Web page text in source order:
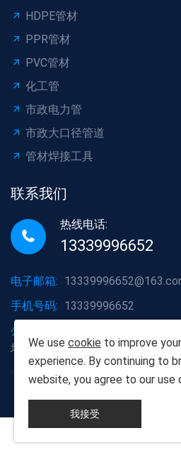
HDPE管材
PPR管材
PVC管材
化工管
市政电力管
市政大口径管道
管材焊接工具
联系我们
热线电话:
13339996652
电子邮箱:
手机号码: 13339996652
公司地址:
湖北省武汉市洪山区
场A2栋6号
Copyright © 2012-2025 武汉胡杨
有 鄂ICP备19013111号 鄂公网
We use cookie to improve
experience. By continuing to
website, you agree to our use
我接受